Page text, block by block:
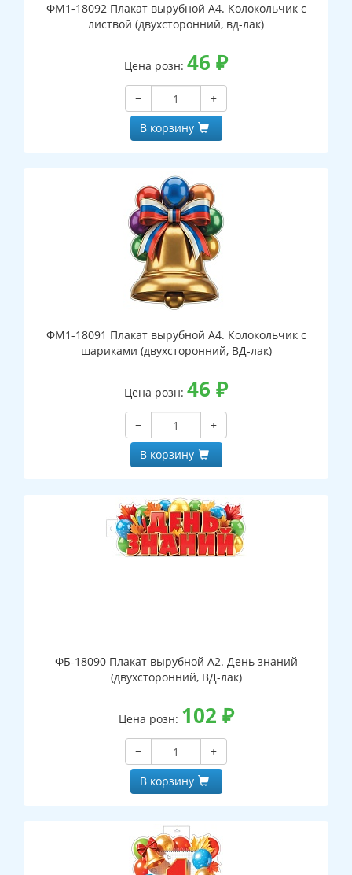
ФМ1-18092 Плакат вырубной А4. Колокольчик с
листвой (двухсторонний, вд-лак)
Цена розн: 46 ₽
−
+
В корзину
ФМ1-18091 Плакат вырубной А4. Колокольчик с
шариками (двухсторонний, ВД-лак)
Цена розн: 46 ₽
−
+
В корзину
ФБ-18090 Плакат вырубной А2. День знаний
(двухсторонний, ВД-лак)
Цена розн: 102 ₽
−
+
В корзину